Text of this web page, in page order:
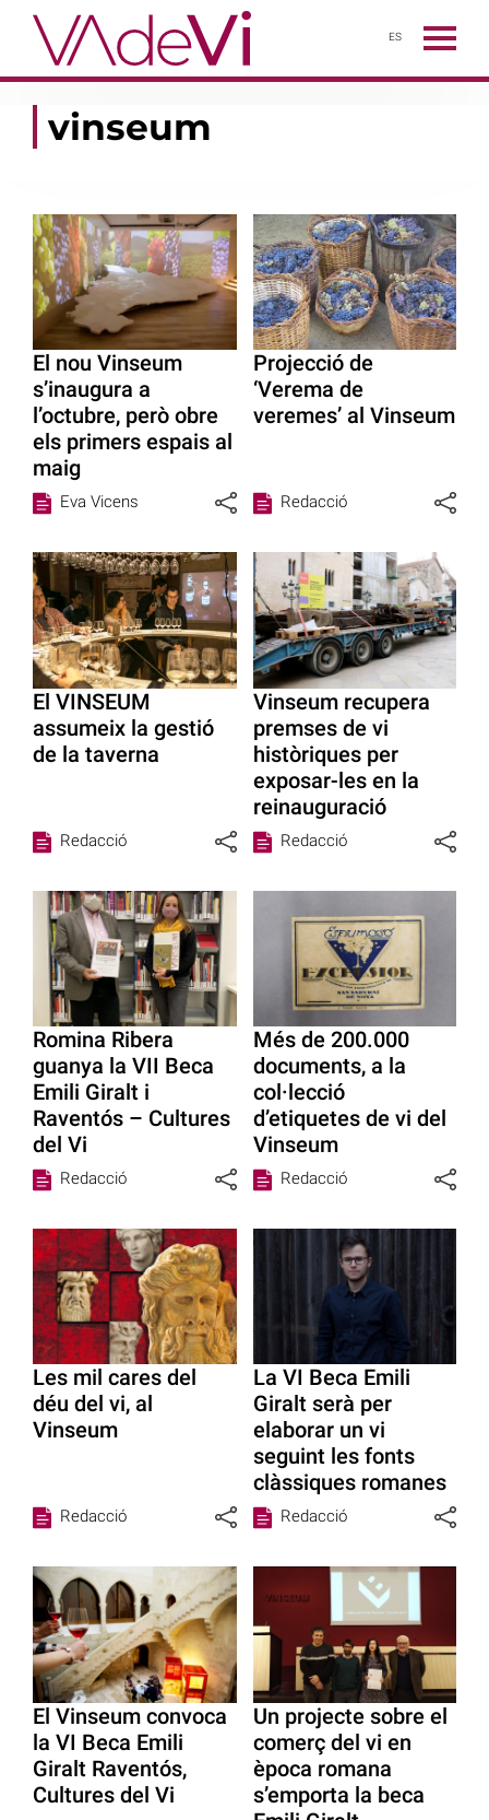
ES
vinseum
El nou Vinseum
s’inaugura a
l’octubre, però obre
els primers espais al
maig
Eva Vicens
Projecció de
‘Verema de
veremes’ al Vinseum
Redacció
El VINSEUM
assumeix la gestió
de la taverna
Redacció
Vinseum recupera
premses de vi
històriques per
exposar-les en la
reinauguració
Redacció
Romina Ribera
guanya la VII Beca
Emili Giralt i
Raventós – Cultures
del Vi
Redacció
Més de 200.000
documents, a la
col·lecció
d’etiquetes de vi del
Vinseum
Redacció
Les mil cares del
déu del vi, al
Vinseum
Redacció
La VI Beca Emili
Giralt serà per
elaborar un vi
seguint les fonts
clàssiques romanes
Redacció
El Vinseum convoca
la VI Beca Emili
Giralt Raventós,
Cultures del Vi
Un projecte sobre el
comerç del vi en
època romana
s’emporta la beca